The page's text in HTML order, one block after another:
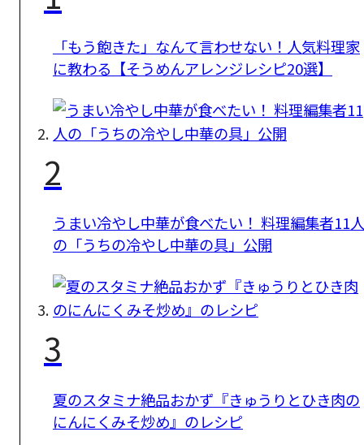
「もう飽きた」なんて言わせない！人気料理家
に教わる【そうめんアレンジレシピ20選】
2
うまい冷やし中華が食べたい！ 料理編集者11人
の「うちの冷やし中華の具」公開
3
夏のスタミナ絶品おかず『きゅうりとひき肉の
にんにくみそ炒め』のレシピ